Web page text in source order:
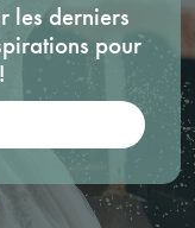
les derniers
pour